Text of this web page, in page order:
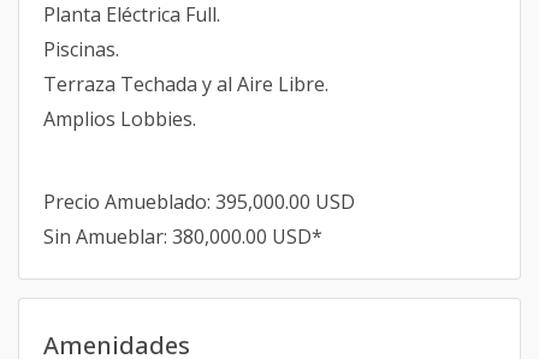
Planta Eléctrica Full.
Piscinas.
Terraza Techada y al Aire Libre.
Amplios Lobbies.
Precio Amueblado: 395,000.00 USD
Sin Amueblar: 380,000.00 USD*
Amenidades